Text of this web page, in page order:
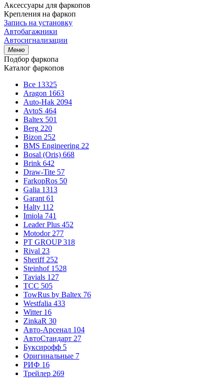
Аксессуары для фаркопов
Крепления на фаркоп
Запись на установку
Автобагажники
Автосигнализации
Меню
Подбор фаркопа
Каталог фаркопов
Все 13325
Aragon 1663
Auto-Hak 2094
AvtoS 464
Baltex 501
Berg 220
Bizon 252
BMS Engineering 22
Bosal (Oris) 668
Brink 642
Draw-Tite 57
FarkopRos 50
Galia 1313
Garant 61
Halty 112
Imiola 741
Leader Plus 452
Motodor 277
PT GROUP 318
Rival 23
Sheriff 252
Steinhof 1528
Tavials 127
TCC 505
TowRus by Baltex 76
Westfalia 433
Witter 16
ZinkaR 30
Авто-Арсенал 104
АвтоСтандарт 27
Буксирофф 5
Оригинальные 7
РИФ 16
Трейлер 269